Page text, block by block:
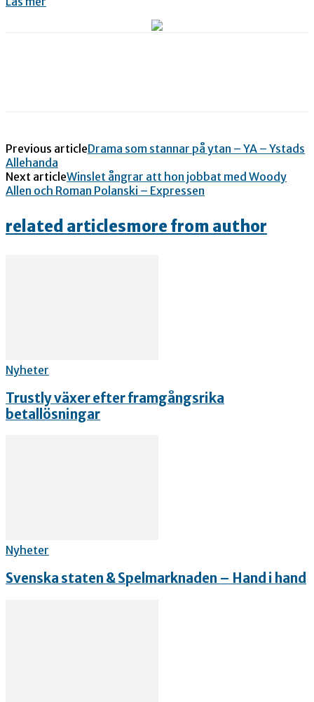
Previous articleDrama som stannar på ytan – YA – Ystads
Allehanda
Next articleWinslet ångrar att hon jobbat med Woody
Allen och Roman Polanski – Expressen
related articlesmore from author
Nyheter
Trustly växer efter framgångsrika
betallösningar
Nyheter
Svenska staten & Spelmarknaden – Hand i hand